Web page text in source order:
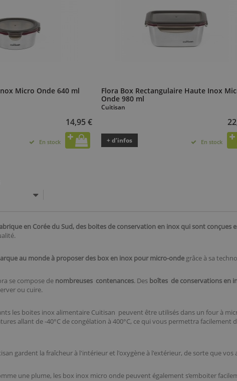
Micro Onde 640 ml
14,95 €
En stock
Flora Box Rectangulaire Haute Inox
Onde 980 ml
Cuitisan
+ d’infos En stock
en Corée du Sud, des boites de conservation en inox qui sont conçues
au monde à proposer des box en inox pour micro-onde grâce à sa
se compose de nombreuses contenances. Des boîtes de conservations en
ou cuire.
les boites inox alimentaire Cuitisan peuvent être utilisés dans un four à
allant de -40°C de congélation à 400°C, ce qui vous permettra
gardent la fraîcheur à l'intérieur et l'oxygène à l'extérieur, de sorte que
une plume, les box inox micro onde peuvent également s’emboiter